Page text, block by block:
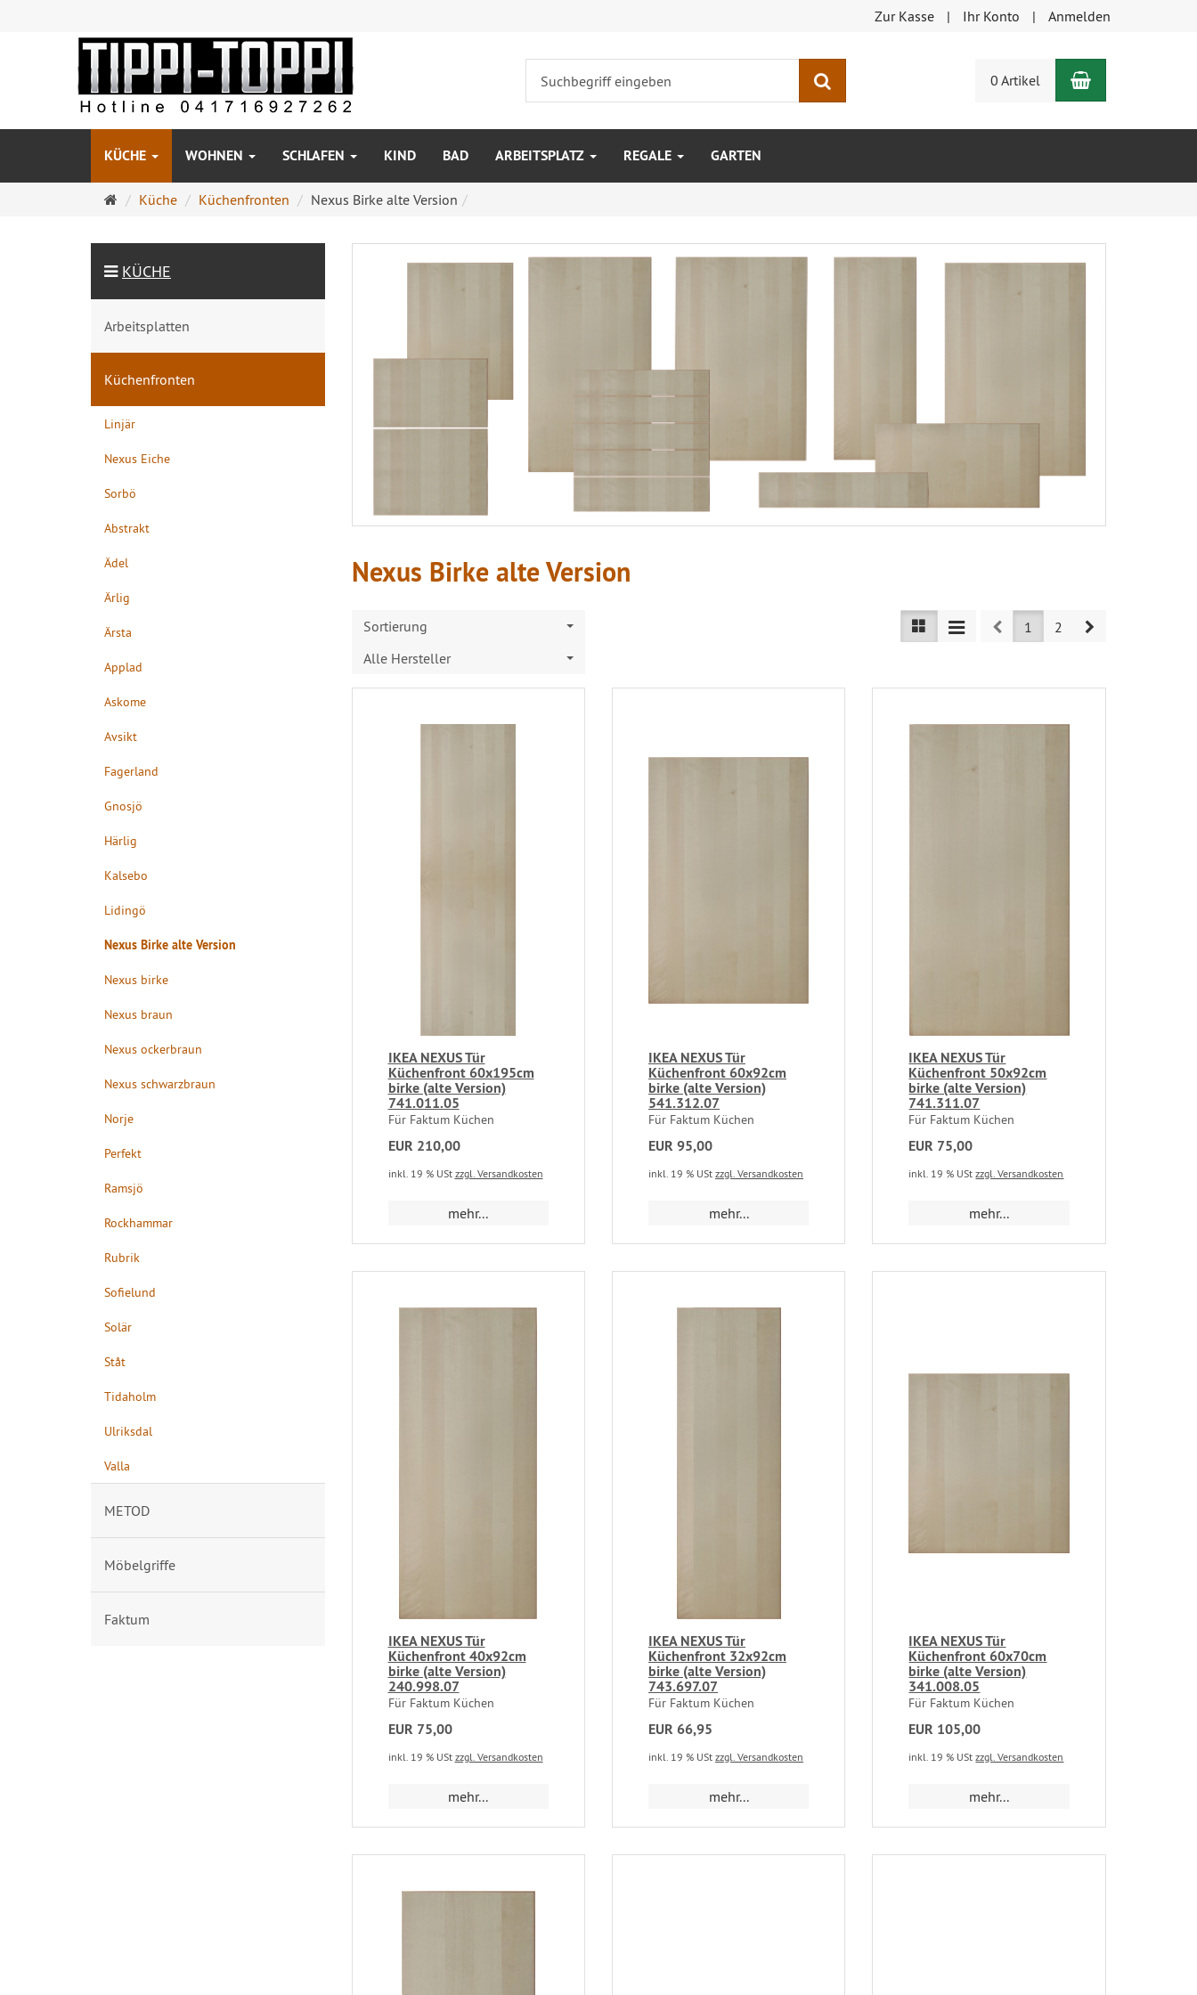
Zur Kasse Ihr Konto Anmelden
0 Artikel Warenkorb
KÜCHE WOHNEN SCHLAFEN KIND BAD ARBEITSPLATZ REGALE GARTEN
Startseite
Küche Küchenfronten Nexus Birke alte Version
Nexus Birke alte Version
Sortierung
Alle Hersteller
Prev1 2 Next
IKEA NEXUS Tür
Küchenfront 60x195cm
birke (alte Version)
741.011.05
Für Faktum Küchen
EUR 210,00
inkl. 19 % USt zzgl. Versandkosten
mehr...
IKEA NEXUS Tür
Küchenfront 60x92cm
birke (alte Version)
541.312.07
Für Faktum Küchen
EUR 95,00
inkl. 19 % USt zzgl. Versandkosten
mehr...
IKEA NEXUS Tür
Küchenfront 50x92cm
birke (alte Version)
741.311.07
Für Faktum Küchen
EUR 75,00
inkl. 19 % UStzzgl. Versandkosten
mehr...
IKEA NEXUS Tür
Küchenfront 40x92cm
birke (alte Version)
240.998.07
Für Faktum Küchen
EUR 75,00
inkl. 19 % USt zzgl. Versandkosten
mehr...
IKEA NEXUS Tür
Küchenfront 32x92cm
birke (alte Version)
743.697.07
Für Faktum Küchen
EUR 66,95
inkl. 19 % USt zzgl. Versandkosten
mehr...
IKEA NEXUS Tür
Küchenfront 60x70cm
birke (alte Version)
341.008.05
Für Faktum Küchen
EUR 105,00
inkl. 19 % UStzzgl. Versandkosten
mehr...
KÜCHE
Arbeitsplatten
Küchenfronten
Linjär
Nexus Eiche
Sorbö
Abstrakt
Ädel
Ärlig
Ärsta
Applad
Askome
Avsikt
Fagerland
Gnosjö
Härlig
Kalsebo
Lidingö
Nexus Birke alte Version
Nexus birke
Nexus braun
Nexus ockerbraun
Nexus schwarzbraun
Norje
Perfekt
Ramsjö
Rockhammar
Rubrik
Sofielund
Solär
Ståt
Tidaholm
Ulriksdal
Valla
METOD
Möbelgriffe
Faktum